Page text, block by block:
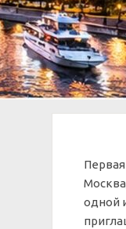
одной